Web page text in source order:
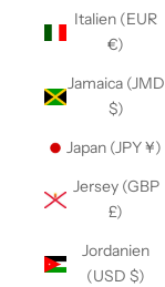
Italien (EUR
€)
Jamaica (JMD
$)
Japan (JPY ¥)
Jersey (GBP
£)
Jordanien
(USD $)